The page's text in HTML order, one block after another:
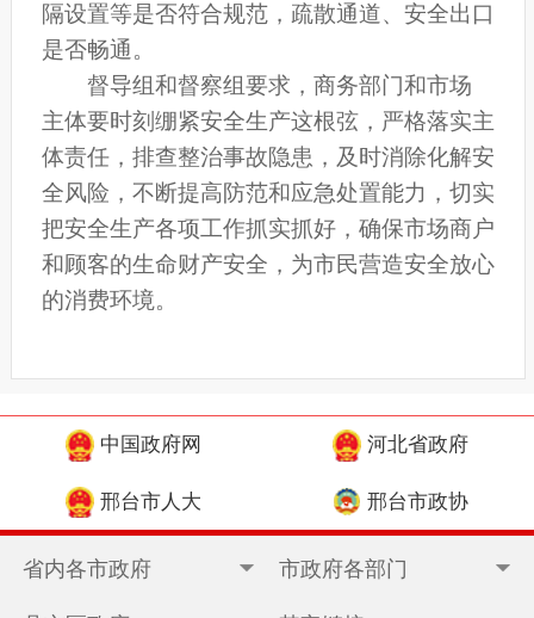
隔设置等是否符合规范，疏散通道、安全出口
是否畅通。
督导组和督察组要求，商务部门和市场
主体要时刻绷紧安全生产这根弦， 严格落实主
体责任，排查整治事故隐患 ， 及时消除化解安
全风险， 不断提高防范和应急处置能力， 切实
把安全生产各项工作抓实抓好， 确保市场商户
和顾客的生命财产安全，为市民营造安全放心
的消费环境。
中国政府网 河北省政府
邢台市人大 邢台市政协
省内各市政府 市政府各部门